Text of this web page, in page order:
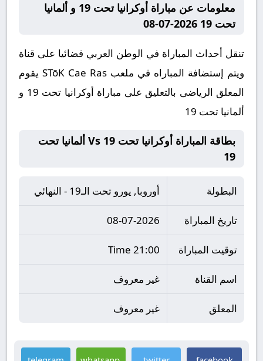
معلومات عن مباراة أوكرانيا تحت 19 و ألمانيا
تحت 19 2026-07-08
تنقل أحداث المباراة في الوطن العربي فضائيا على قناة
ويتم إستضافة المباراه في ملعب STōK Cae Ras يقوم
المعلق الرياضى بالتعليق على مباراة أوكرانيا تحت 19 و
ألمانيا تحت 19
بطاقة المباراة أوكرانيا تحت 19 Vs ألمانيا تحت
19
البطولة أوروبا, يورو تحت الـ19 - النهائي
تاريخ المباراة 08-07-2026
توقيت المباراة 21:00 Time
اسم القناة غير معروف
المعلق غير معروف